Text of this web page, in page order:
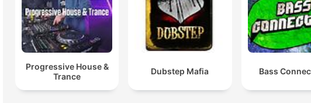
Progressive House &
Trance
Dubstep Mafia Bass